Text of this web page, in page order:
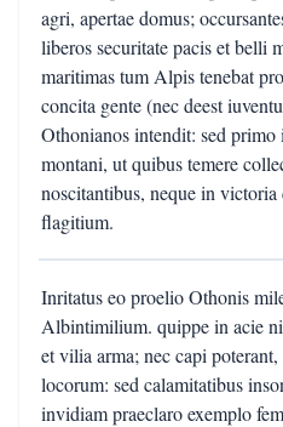
agri, apertae domus;
liberos securitate pacis et belli
maritimas tum Alpis tenebat
concita gente (nec deest
Othonianos intendit: sed primo
montani, ut quibus temere
noscitantibus, neque in victoria
flagitium.
Inritatus eo proelio Othonis
Albintimilium. quippe in acie
et vilia arma; nec capi
locorum: sed calamitatibus
invidiam praeclaro exemplo